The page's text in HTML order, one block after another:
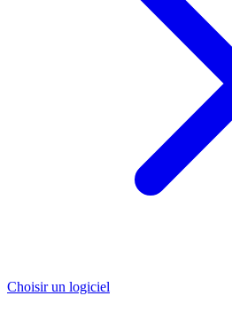
Choisir un logiciel